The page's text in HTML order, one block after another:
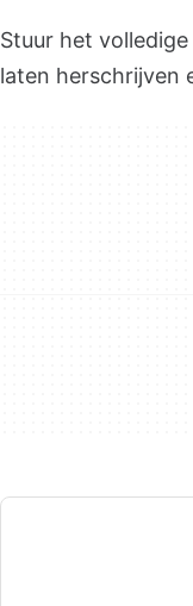
Stuur het
laten herschrijven